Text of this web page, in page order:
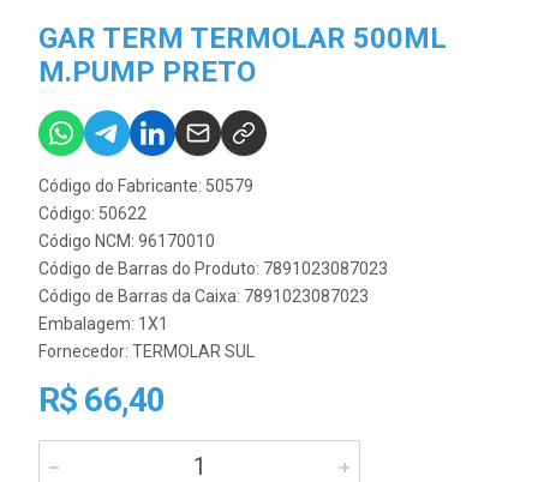
GAR TERM TERMOLAR 500ML
M.PUMP PRETO
Código do Fabricante: 50579
Código: 50622
Código NCM: 96170010
Código de Barras do Produto: 7891023087023
Código de Barras da Caixa: 7891023087023
Embalagem: 1X1
Fornecedor: TERMOLAR SUL
R$ 66,40